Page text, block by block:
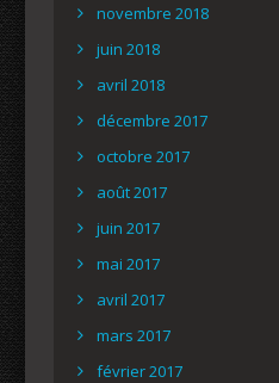
novembre 2018
juin 2018
avril 2018
décembre 2017
octobre 2017
août 2017
juin 2017
mai 2017
avril 2017
mars 2017
février 2017